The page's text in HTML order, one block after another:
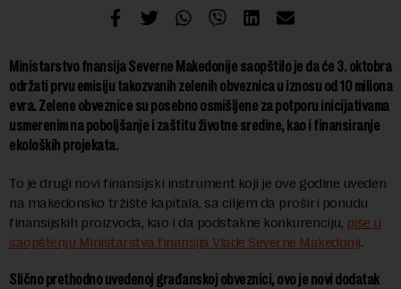
Ministarstvo fnansija Severne Makedonije saopštilo je da će 3. oktobra
održati prvu emisiju takozvanih zelenih obveznica u iznosu od 10 miliona
evra. Zelene obveznice su posebno osmišljene za potporu inicijativama
usmerenim na poboljšanje i zaštitu životne sredine, kao i finansiranje
ekoloških projekata.
To je drugi novi finansijski instrument koji je ove godine uveden
na makedonsko tržište kapitala, sa ciljem da proširi ponudu
finansijskih proizvoda, kao i da podstakne konkurenciju, piše u
saopštenju Ministarstva finansija Vlade Severne Makedonij.
Slično prethodno uvedenoj građanskoj obveznici, ovo je novi dodatak